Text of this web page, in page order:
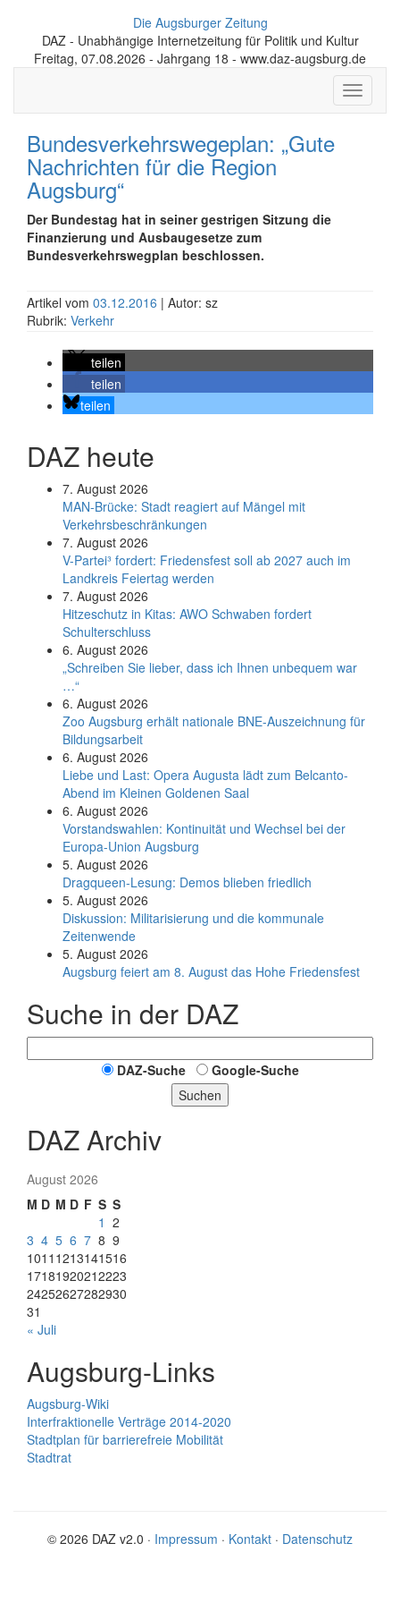
Die Augsburger Zeitung
DAZ - Unabhängige Internetzeitung für Politik und Kultur
Freitag, 07.08.2026 - Jahrgang 18 - www.daz-augsburg.de
Toggle
Bundesverkehrswegeplan: „Gute
Nachrichten für die Region
Augsburg“
Der Bundestag hat in seiner gestrigen Sitzung die
Finanzierung und Ausbaugesetze zum
Bundesverkehrswegplan beschlossen.
Artikel vom 03.12.2016 | Autor: sz
Rubrik: Verkehr
teilen
teilen
teilen
DAZ heute
7. August 2026
MAN-Brücke: Stadt reagiert auf Mängel mit
Verkehrsbeschränkungen
7. August 2026
V-Partei­³ fordert: Friedens­fest soll ab 2027 auch im
Land­kreis Feier­tag werden
7. August 2026
Hitzeschutz in Kitas: AWO Schwaben fordert
Schulterschluss
6. August 2026
„Schreiben Sie lieber, dass ich Ihnen unbequem war
…“
6. August 2026
Zoo Augsburg erhält nationale BNE-Auszeichnung für
Bildungsarbeit
6. August 2026
Liebe und Last: Opera Augusta lädt zum Belcanto-
Abend im Kleinen Goldenen Saal
6. August 2026
Vorstandswahlen: Kontinuität und Wechsel bei der
Europa-Union Augsburg
5. August 2026
Dragqueen-Lesung: Demos blieben friedlich
5. August 2026
Diskussion: Mi­li­ta­ri­sie­rung und die kommunale
Zeitenwende
5. August 2026
Augsburg feiert am 8. August das Hohe Friedensfest
Suche in der DAZ
DAZ-Suche
Google-Suche
Suchen
DAZ Archiv
August 2026
M D M D F S S
1 2
3 4 5 6 7 8 9
1011 1213141516
17181920212223
24252627282930
31
« Juli
Augsburg-Links
Augsburg-Wiki
Interfraktionelle Verträge 2014-2020
Stadtplan für barrierefreie Mobilität
Stadtrat
© 2026 DAZ v2.0 · Impressum · Kontakt · Datenschutz